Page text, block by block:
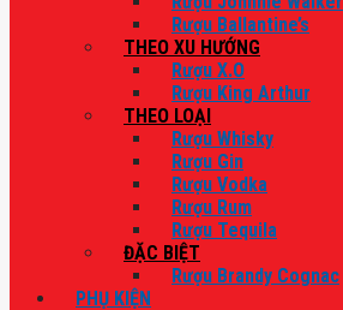
Rượu Ballantine’s
THEO XU HƯỚNG
Rượu X.O
Rượu King Arthur
THEO LOẠI
Rượu Whisky
Rượu Gin
Rượu Vodka
Rượu Rum
Rượu Tequila
ĐẶC BIỆT
Rượu Brandy Cognac
PHỤ KIỆN